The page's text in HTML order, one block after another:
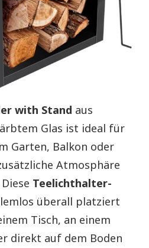
with Stand aus
Glas ist ideal für
Garten, Balkon oder
Atmosphäre
Teelichthalter-
überall platziert
Tisch, an einem
direkt auf dem Boden